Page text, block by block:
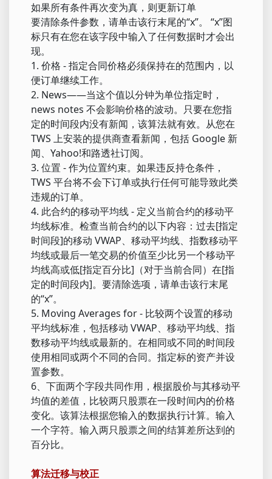
如果所有条件再次变为真，则更新订单
要清除条件参数，请单击该行末尾的“x”。 “x”图
标只有在您在该字段中输入了任何数据时才会出
现。
1. 价格 - 指定合同价格必须保持在的范围内，以
便订单继续工作。
2. News——当这个值以分钟为单位指定时，
news notes 不会影响价格的波动。只要在您指
定的时间段内没有新闻，该算法就有效。从您在
TWS 上安装的提供商查看新闻，包括 Google 新
闻、Yahoo!和路透社订阅。
3. 位置 - 作为位置约束。如果违反持仓条件，
TWS 平台将不会下订单或执行任何可能导致此类
违规的订单。
4. 此合约的移动平均线 - 定义当前合约的移动平
均线标准。检查当前合约的以下内容：过去[指定
时间段]的移动 VWAP、移动平均线、指数移动平
均线或最后一笔交易的价值至少比另一个移动平
均线高或低[指定百分比]（对于当前合同）在[指
定的时间段内]。要清除选项，请单击该行末尾
的“x”。
5. Moving Averages for - 比较两个设置的移动
平均线标准，包括移动 VWAP、移动平均线、指
数移动平均线或最新的。在相同或不同的时间段
使用相同或两个不同的合同。指定标的资产并设
置参数。
6、下面两个字段共同作用，根据股价与其移动平
均值的差值，比较两只股票在一段时间内的价格
变化。该算法根据您输入的数据执行计算。输入
一个字符。输入两只股票之间的结算差所达到的
百分比。
算法迁移与校正